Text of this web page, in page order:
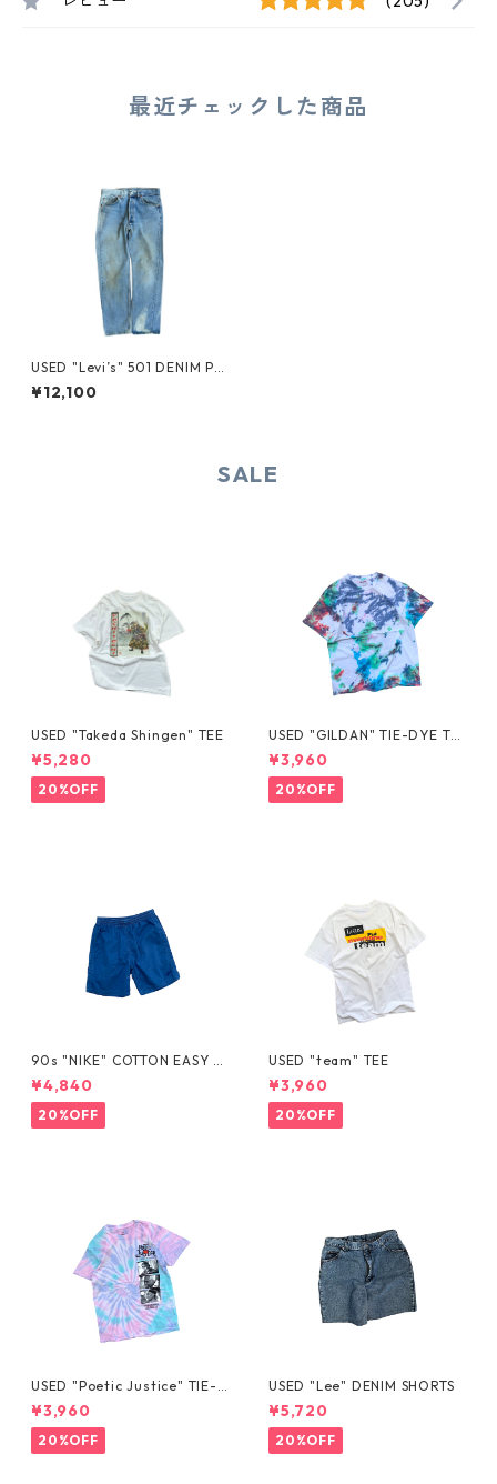
最近チェックした商品
USED "Levi’s" 501 DENIM PA
NTS
¥12,100
SALE
USED "Takeda Shingen" TEE
¥5,280
20%OFF
USED "GILDAN" TIE-DYE TE
E
¥3,960
20%OFF
90s "NIKE" COTTON EASY S
HORTS
¥4,840
20%OFF
USED "team" TEE
¥3,960
20%OFF
USED "Poetic Justice" TIE-D
YE TEE
¥3,960
20%OFF
USED "Lee" DENIM SHORTS
¥5,720
20%OFF